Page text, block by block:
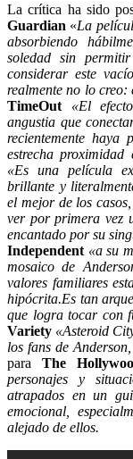
La crítica ha sido
Guardian «La
absorbiendo
soledad sin
considerar este
realmente no lo creo:
TimeOut
«El
angustia que
recientemente haya
estrecha proximidad
«Es una película
brillante y
el mejor de los
ver por primera vez
encantado por su
Independent «a su
mosaico de
valores familiares
hipócrita.Es tan
que logra tocar con
Variety «Asteroid
los fans de
paraThe
personajes y
atrapados en un
emocional,
alejado de ellos.